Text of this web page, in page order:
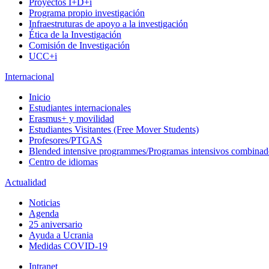
Proyectos I+D+i
Programa propio investigación
Infraestruturas de apoyo a la investigación
Ética de la Investigación
Comisión de Investigación
UCC+i
Internacional
Inicio
Estudiantes internacionales
Erasmus+ y movilidad
Estudiantes Visitantes (Free Mover Students)
Profesores/PTGAS
Blended intensive programmes/Programas intensivos
Centro de idiomas
Actualidad
Noticias
Agenda
25 aniversario
Ayuda a Ucrania
Medidas COVID-19
Intranet